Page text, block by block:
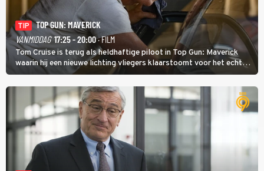
TIP
TOP GUN: MAVERICK
VANMIDDAG 17:25 - 20:00· FILM
Tom Cruise is terug als heldhaftige piloot in Top Gun: Maverick
waarin hij een nieuwe lichting vliegers klaarstoomt voor het echte
werk.